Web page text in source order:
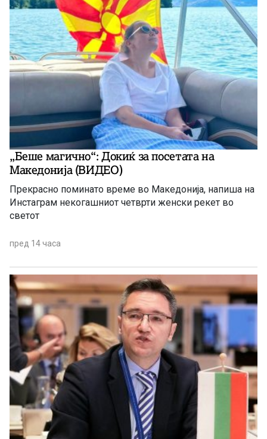
„Беше магично“: Докиќ за посетата на
Македонија (ВИДЕО)
Прекрасно поминато време во Македонија, напиша на
Инстаграм некогашниот четврти женски рекет во
светот
пред 14 часа